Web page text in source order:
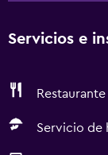
Servicios e
Restaurante
Servicio de